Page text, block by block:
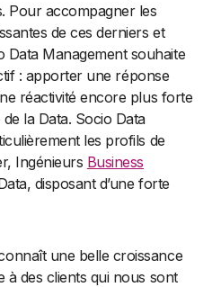
Pour accompagner les
de ces derniers et
Management souhaite
: apporter une réponse
réactivité encore plus forte
la Data. Socio Data
les profils de
Ingénieurs Business
disposant d’une forte
une belle croissance
à des clients qui nous sont